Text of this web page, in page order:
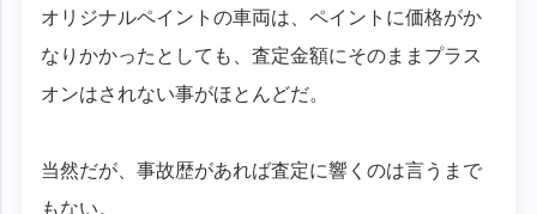
オリジナルペイントの車両は、ペイントに価格がか
なりかかったとしても、査定金額にそのままプラス
オンはされない事がほとんどだ。
当然だが、事故歴があれば査定に響くのは言うまで
もない。